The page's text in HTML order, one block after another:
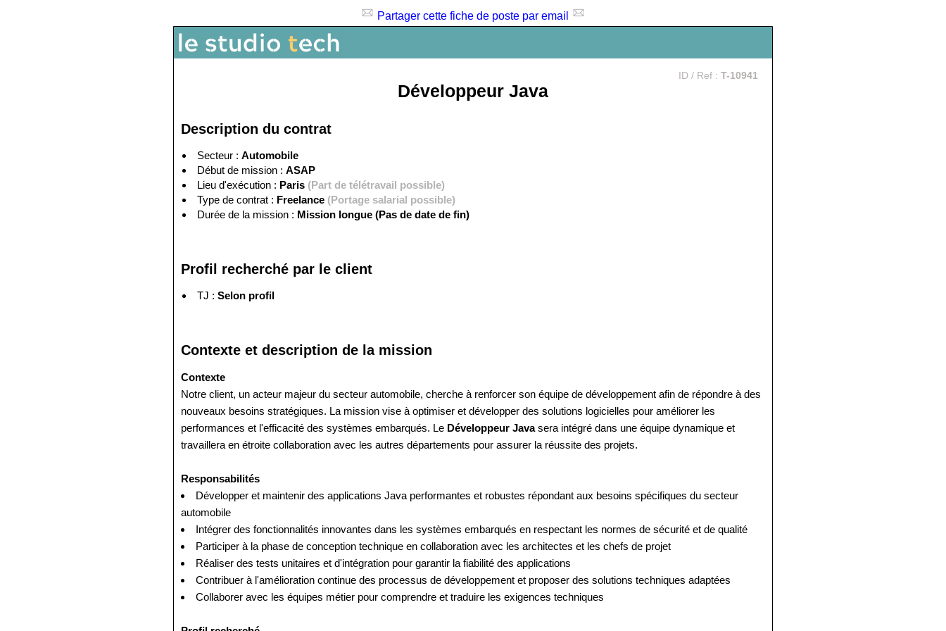
Partager cette fiche de poste par email
ID / Ref : T-10941
Développeur Java
Description du contrat
Secteur : Automobile
Début de mission : ASAP
Lieu d'exécution : Paris (Part de télétravail possible)
Type de contrat : Freelance (Portage salarial possible)
Durée de la mission : Mission longue (Pas de date de fin)
Profil recherché par le client
TJ : Selon profil
Contexte et description de la mission
Contexte
Notre client, un acteur majeur du secteur automobile, cherche à renforcer son équipe de développement afin de répondre à des
nouveaux besoins stratégiques. La mission vise à optimiser et développer des solutions logicielles pour améliorer les
performances et l'efficacité des systèmes embarqués. Le Développeur Javasera intégré dans une équipe dynamique et
travaillera en étroite collaboration avec les autres départements pour assurer la réussite des projets.
Responsabilités
Développer et maintenir des applications Java performantes et robustes répondant aux besoins spécifiques du secteur
automobile
Intégrer des fonctionnalités innovantes dans les systèmes embarqués en respectant les normes de sécurité et de qualité
Participer à la phase de conception technique en collaboration avec les architectes et les chefs de projet
Réaliser des tests unitaires et d'intégration pour garantir la fiabilité des applications
Contribuer à l'amélioration continue des processus de développement et proposer des solutions techniques adaptées
Collaborer avec les équipes métier pour comprendre et traduire les exigences techniques